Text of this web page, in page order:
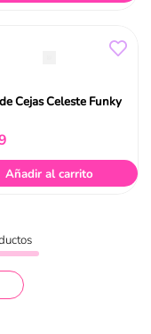
Cejas Celeste Funky
Añadir al carrito